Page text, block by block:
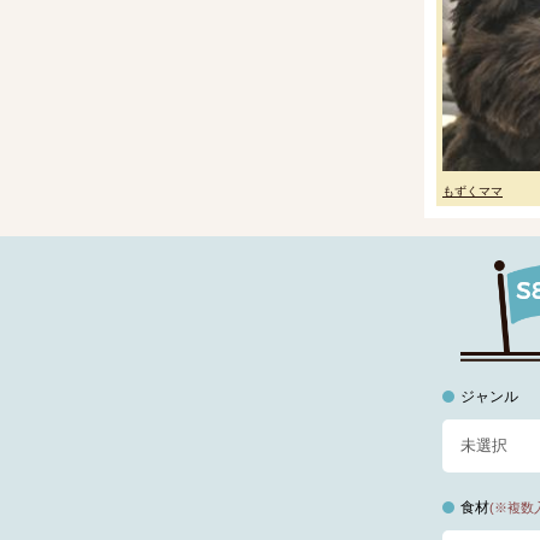
もずくママ
ジャンル
食材(※複数